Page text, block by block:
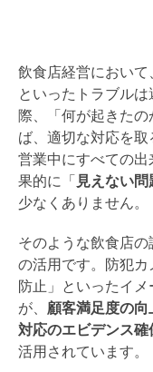
飲食店経営において
といったトラブル
際、「何が起きた
ば、適切な対応を
営業中にすべての
果的に「 見えない問
少なくありません。
そのような飲食店
の活用です。防犯
防止」といったイ
が、 顧客満足度の
対応のエビデンス確
活用されています。